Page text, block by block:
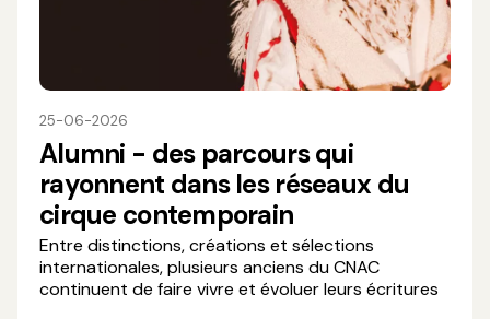
25-06-2026
Alumni - des parcours qui
rayonnent dans les réseaux du
cirque contemporain
Entre distinctions, créations et sélections
internationales, plusieurs anciens du CNAC
continuent de faire vivre et évoluer leurs écritures